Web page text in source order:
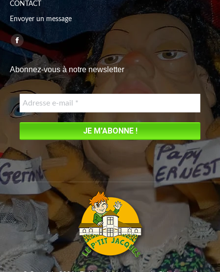
CONTACT
Envoyer un message
Trouvez nous sur :
Facebook
page
opens
in
new
window
Abonnez-vous à notre newsletter